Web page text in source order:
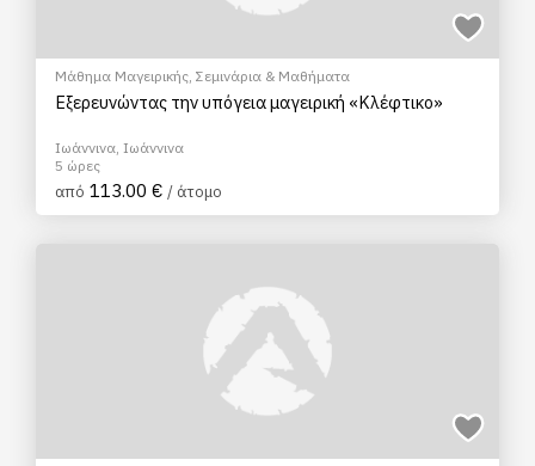
Μάθημα Μαγειρικής, Σεμινάρια & Μαθήματα
Εξερευνώντας την υπόγεια μαγειρική «Κλέφτικο»
Ιωάννινα, Ιωάννινα
5 ώρες
από 113.00 € / άτομο